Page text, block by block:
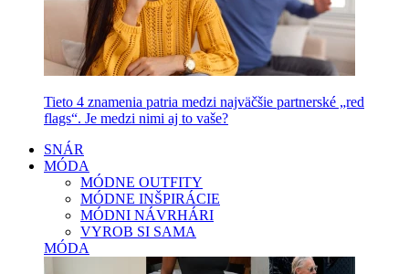
Tieto 4 znamenia patria medzi najväčšie partnerské „red
flags“. Je medzi nimi aj to vaše?
SNÁR
MÓDA
MÓDNE OUTFITY
MÓDNE INŠPIRÁCIE
MÓDNI NÁVRHÁRI
VYROB SI SAMA
MÓDA